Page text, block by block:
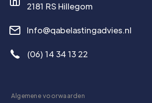
2181 RS Hillegom
Info@qabelastingadvies.nl
(06) 14 34 13 22
Algemene voorwaarden